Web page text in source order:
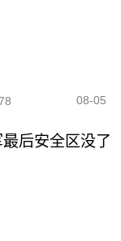
08-05
后安全区没了